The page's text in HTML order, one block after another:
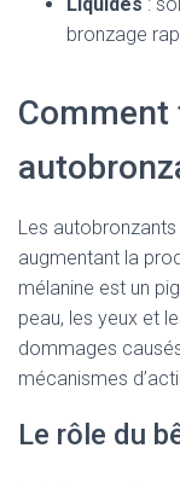
bronzage
Les
augmentant la
mélanine est un
peau, les yeux et
dommages
mécanismes
Le rôle du